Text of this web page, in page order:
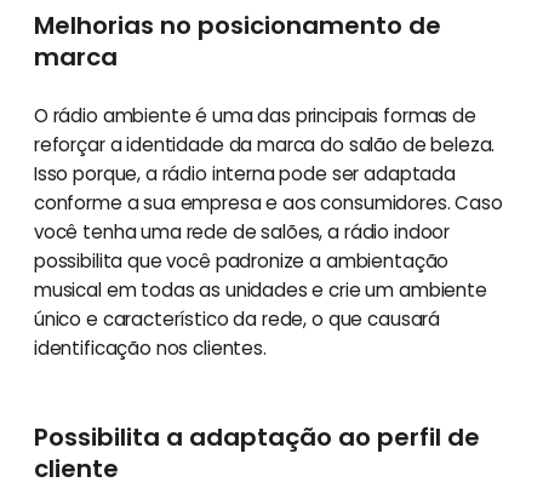
Melhorias no posicionamento de
marca
O rádio ambiente é uma das principais formas de
reforçar a identidade da marca do salão de beleza.
Isso porque, a rádio interna pode ser adaptada
conforme a sua empresa e aos consumidores. Caso
você tenha uma rede de salões, a rádio indoor
possibilita que você padronize a ambientação
musical em todas as unidades e crie um ambiente
único e característico da rede, o que causará
identificação nos clientes.
Possibilita a adaptação ao perfil de
cliente